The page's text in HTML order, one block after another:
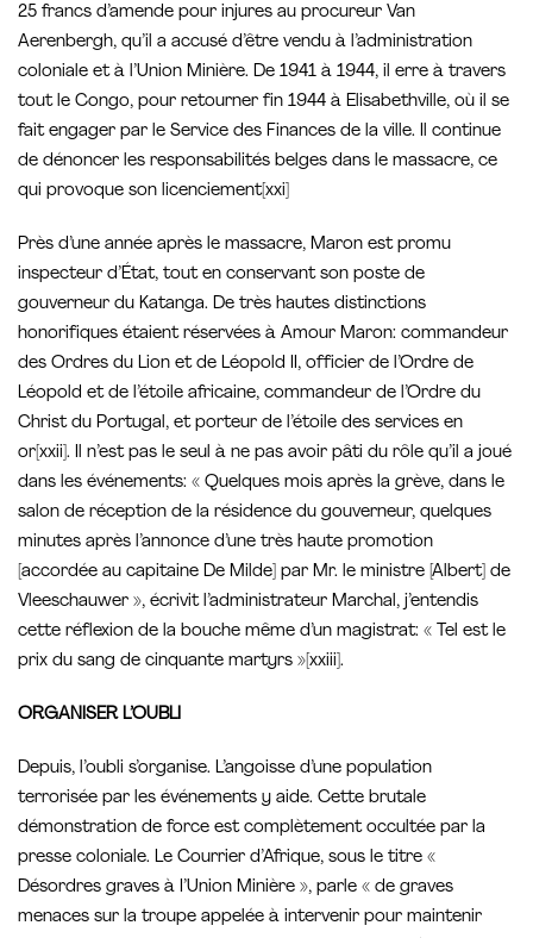
25 francs d’amende pour injures au procureur Van
Aerenbergh, qu’il a accusé d’être vendu à l’administration
coloniale et à l’Union Minière. De 1941 à 1944, il erre à travers
tout le Congo, pour retourner fin 1944 à Elisabethville, où il se
fait engager par le Service des Finances de la ville. Il continue
de dénoncer les responsabilités belges dans le massacre, ce
qui provoque son licenciement[xxi]
Près d’une année après le massacre, Maron est promu
inspecteur d’État, tout en conservant son poste de
gouverneur du Katanga. De très hautes distinctions
honorifiques étaient réservées à Amour Maron: commandeur
des Ordres du Lion et de Léopold II, officier de l’Ordre de
Léopold et de l’étoile africaine, commandeur de l’Ordre du
Christ du Portugal, et porteur de l’étoile des services en
or[xxii]. Il n’est pas le seul à ne pas avoir pâti du rôle qu’il a joué
dans les événements: « Quelques mois après la grève, dans le
salon de réception de la résidence du gouverneur, quelques
minutes après l’annonce d’une très haute promotion
[accordée au capitaine De Milde] par Mr. le ministre [Albert] de
Vleeschauwer », écrivit l’administrateur Marchal, j’entendis
cette réflexion de la bouche même d’un magistrat: « Tel est le
prix du sang de cinquante martyrs »[xxiii].
ORGANISER L’OUBLI
Depuis, l’oubli s’organise. L’angoisse d’une population
terrorisée par les événements y aide. Cette brutale
démonstration de force est complètement occultée par la
presse coloniale. Le Courrier d’Afrique, sous le titre «
Désordres graves à I’Union Minière », parle « de graves
menaces sur la troupe appelée à intervenir pour maintenir